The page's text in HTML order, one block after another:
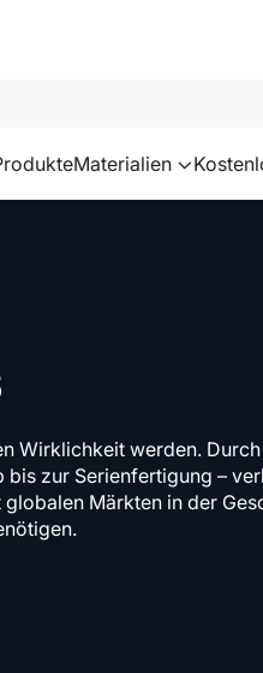
Materialien
Wirklichkeit werden.
zur Serienfertigung –
Märkten in der